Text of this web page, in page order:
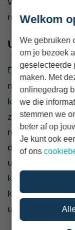
vooralsnog geen
regeling bestaat
Uitkering
Deregeling voor
nog niet bij
kinderen hebben
zwangere
rondom de
de mannen met
uitkering niet.
kunnen deze
krijgen dan rond
uitkering ter
Welkom
We gebruiken
om je bezoek
geselecteerde
maken. Met
onlinegedrag
we die
stemmen we
beter af op
Je kunt ook
of ons